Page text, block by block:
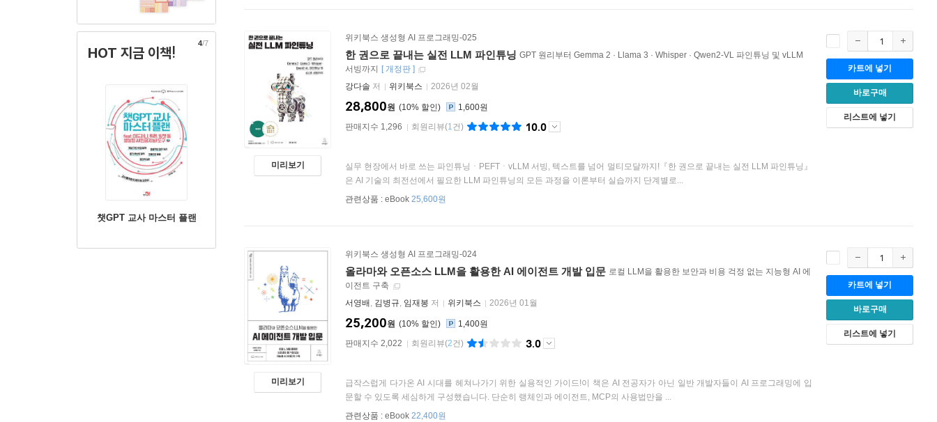
HOT 지금 이책!
챗GPT 교사 마스터 플랜
4/7
미리보기
위키북스 생성형 AI 프로그래밍-025
한 권으로 끝내는 실전 LLM 파인튜닝 GPT 원리부터 Gemma 2 · Llama 3 · Whisper · Qwen2-VL 파인튜닝 및 vLLM
서빙까지
[개정판 ]
강다솔 저 위키북스 2026년 02월
10%
28,800원
1,600원
판매지수 1,296
회원리뷰(1건) 10.0
실무 현장에서 바로 쓰는 파인튜닝ㆍPEFTㆍvLLM 서빙, 텍스트를 넘어 멀티모달까지!『한 권으로 끝내는 실전 LLM 파인튜닝』
은 AI 기술의 최전선에서 필요한 LLM 파인튜닝의 모든 과정을 이론부터 실습까지 단계별로...
관련상품 : eBook 25,600원
카트에 넣기
바로구매
리스트에 넣기
미리보기
위키북스 생성형 AI 프로그래밍-024
올라마와 오픈소스 LLM을 활용한 AI 에이전트 개발 입문 로컬 LLM을 활용한 보안과 비용 걱정 없는 지능형 AI 에
이전트 구축
서영배 , 김병규, 임재봉 저 위키북스 2026년 01월
10%
25,200원
1,400원
판매지수 2,022
회원리뷰(2건) 3.0
급작스럽게 다가온 AI 시대를 헤쳐나가기 위한 실용적인 가이드!이 책은 AI 전공자가 아닌 일반 개발자들이 AI 프로그래밍에 입
문할 수 있도록 세심하게 구성했습니다. 단순히 랭체인과 에이전트, MCP의 사용법만을 ...
관련상품 : eBook 22,400원
카트에 넣기
바로구매
리스트에 넣기